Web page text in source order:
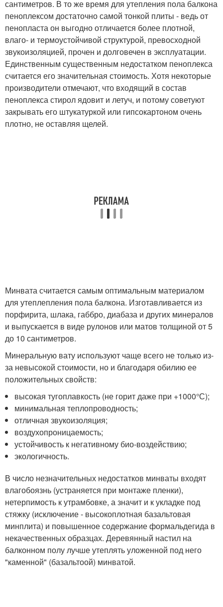
сантиметров. В то же время для утепления пола балкона
пеноплексом достаточно самой тонкой плиты - ведь от
пенопласта он выгодно отличается более плотной,
влаго- и термоустойчивой структурой, превосходной
звукоизоляцией, прочен и долговечен в эксплуатации.
Единственным существенным недостатком пеноплекса
считается его значительная стоимость. Хотя некоторые
производители отмечают, что входящий в состав
пеноплекса стирол ядовит и летуч, и потому советуют
закрывать его штукатуркой или гипсокартоном очень
плотно, не оставляя щелей.
Минвата считается самым оптимальным материалом
для утеплепления пола балкона. Изготавливается из
порфирита, шлака, габбро, диабаза и других минералов
и выпускается в виде рулонов или матов толщиной от 5
до 10 сантиметров.
Минеральную вату используют чаще всего не только из-
за невысокой стоимости, но и благодаря обилию ее
положительных свойств:
высокая тугоплавкость (не горит даже при +1000°С);
минимальная теплопроводность;
отличная звукоизоляция;
воздухопроницаемость;
устойчивость к негативному био-воздействию;
экологичность.
В число незначительных недостатков минваты входят
влагобоязнь (устраняется при монтаже пленки),
нетерпимость к утрамбовке, а значит и к укладке под
стяжку (исключение - высокоплотная базальтовая
минплита) и повышенное содержание формальдегида в
некачественных образцах. Деревянный настил на
балконном полу лучше утеплять уложенной под него
"каменной" (базальтоой) минватой.